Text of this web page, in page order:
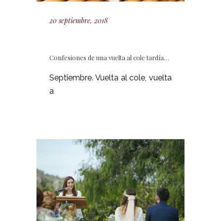
20 septiembre, 2018
Confesiones de una vuelta al cole tardía…
Septiembre. Vuelta al cole, vuelta
a